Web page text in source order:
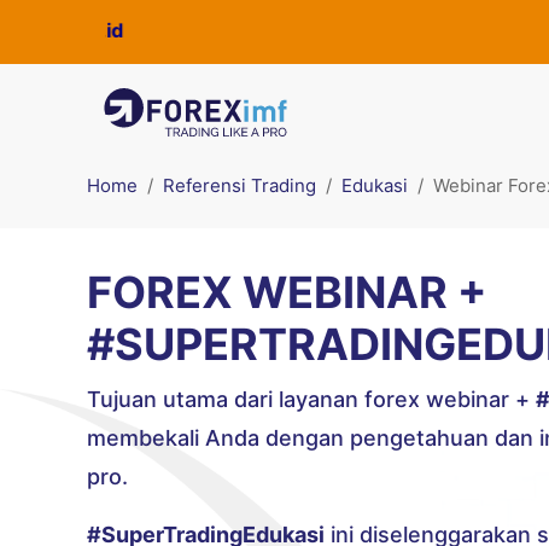
Home Referensi Trading Edukasi Webinar
FOREX WEBINAR +
Tujuan utama dari layanan forex webinar +
membekali Anda dengan pengetahuan
pro.
#SuperTradingEdukasi ini diselenggarakan